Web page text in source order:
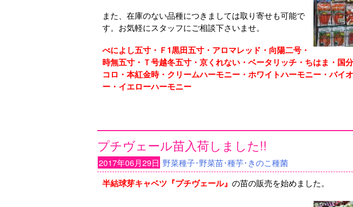
また、在庫のない品種につきましては取り寄せも可能で
す。お気軽にスタッフにご相談下さいませ。
べによし五寸・Ｆ1黒田五寸・アロマレッド・向陽二号・
時無五寸・Ｔ号越冬五寸・京くれない・ベータリッチ・ちはま・国
コロ・本紅金時・クリームハーモニー・ホワイトハーモニー・バイ
ー・イエローハーモニー
プチヴェール苗入荷しました!!
2017年06月29日 野菜種子･野菜苗･種芋･きのこ種菌
半結球芽キャベツ『プチヴェール』 の苗の販売を始めました。